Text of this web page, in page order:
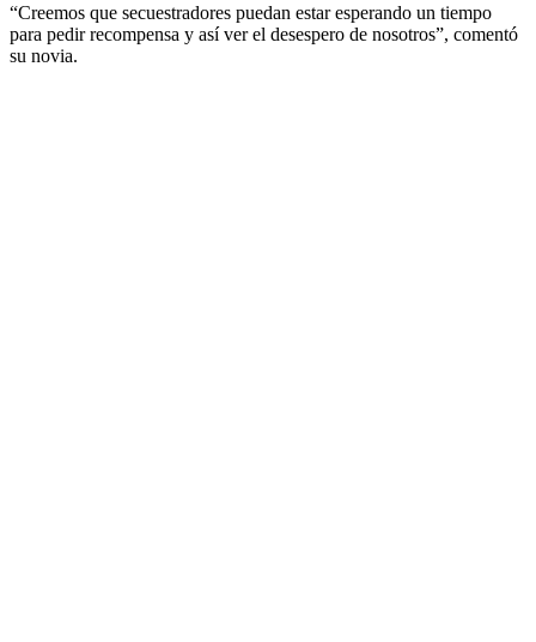
“Creemos que secuestradores puedan estar esperando un tiempo
para pedir recompensa y así ver el desespero de nosotros”, comentó
su novia.